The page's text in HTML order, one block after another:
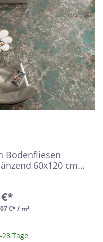
Bodenfliesen
60x120 cm
€* / m²
€*
Tage